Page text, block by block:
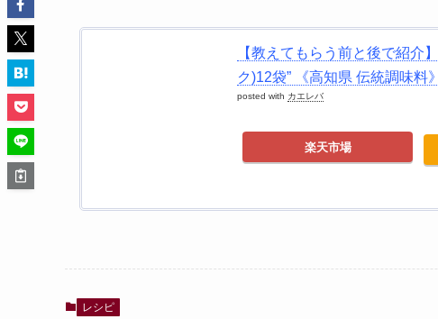
【教えてもらう前と後で紹介
ク)12袋” 《高知県 伝統調味
posted with カエレバ
楽天市場
レシピ